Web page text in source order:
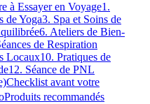
à Essayer en Voyage1.
de Yoga3. Spa et Soins de
6. Ateliers de Bien-
de Respiration
Locaux10. Pratiques de
12. Séance de PNL
Checklist avant votre
Produits recommandés